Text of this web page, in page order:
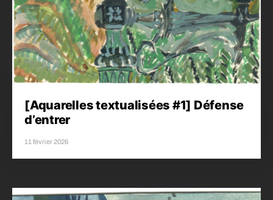
[Aquarelles textualisées #1] Défense
d’entrer
11 février 2026